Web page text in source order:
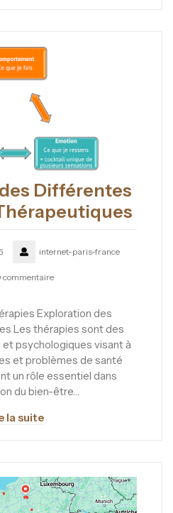
Différentes
internet-paris-france
commentaire
Exploration des
Les thérapies sont des
psychologiques visant à
et problèmes de santé
un rôle essentiel dans
du bien-être…
la suite